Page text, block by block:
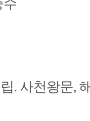
수
. 사천왕문,